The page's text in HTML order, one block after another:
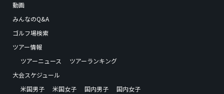
動画
みんなのQ&A
ゴルフ場検索
ツアー情報
ツアーニュース
ツアーランキング
大会スケジュール
米国男子
米国女子 国内男子
国内女子